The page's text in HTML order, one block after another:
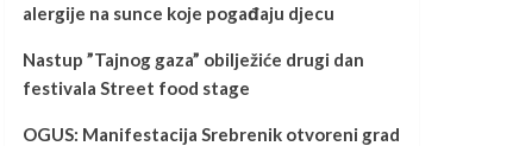
alergije na sunce koje pogađaju djecu
Nastup ”Tajnog gaza” obilježiće drugi dan
festivala Street food stage
OGUS: Manifestacija Srebrenik otvoreni grad